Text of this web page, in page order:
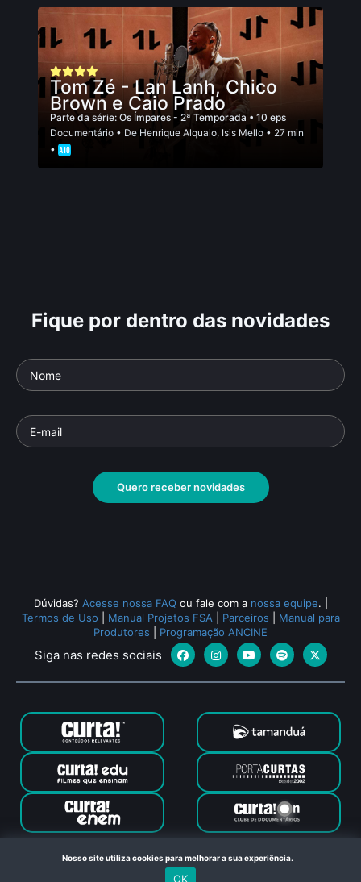
Tom Zé - Lan Lanh, Chico
Brown e Caio Prado
Parte da série: Os Ímpares - 2ª Temporada • 10 eps
Documentário • De Henrique Alqualo, Isis Mello • 27 min
•
Fique por dentro das novidades
Quero receber novidades
Dúvidas? Acesse nossa FAQ ou fale com a nossa equipe.
Termos de Uso
Manual Projetos FSA Parceiros
Manual para
Produtores
Programação ANCINE
Siga nas redes sociais
Canal Curta © 2024. Todos os direitos reservados. Feito com
no Rio de Janeiro
Nosso site utiliza cookies para melhorar a sua experiência.
OK